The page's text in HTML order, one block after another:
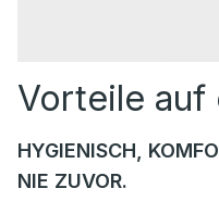
Vorteile auf
HYGIENISCH,
NIE ZUVOR.